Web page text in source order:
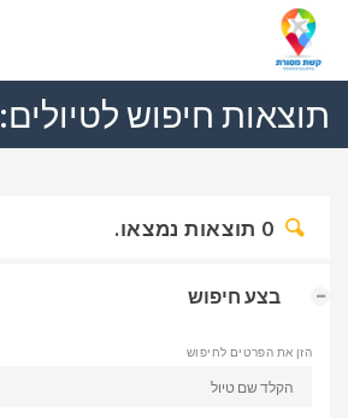
תוצאות חיפוש לטיולים:
0 תוצאות נמצאו.
בצע חיפוש
הזן את הפרטים לחיפוש